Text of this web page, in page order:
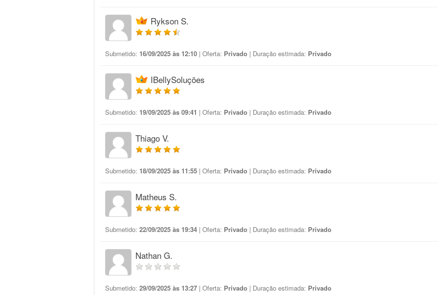
Rykson S.
Submetido: 16/09/2025 às 12:10 | Oferta: Privado | Duração estimada: Privado
IBellySoluções
Submetido: 19/09/2025 às 09:41 | Oferta: Privado | Duração estimada: Privado
Thiago V.
Submetido: 18/09/2025 às 11:55 | Oferta: Privado | Duração estimada: Privado
Matheus S.
Submetido: 22/09/2025 às 19:34 | Oferta: Privado | Duração estimada: Privado
Nathan G.
Submetido: 29/09/2025 às 13:27 | Oferta: Privado | Duração estimada: Privado